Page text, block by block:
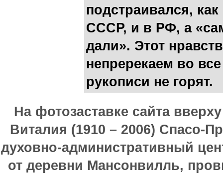
подстраивался,
СССР, и в РФ, а
дали». Этот
непререкаем во
рукописи не горят.
На фотозаставке сайта
Виталия (1910 – 2006) Спасо-
духовно-административный
от деревни Мансонвилль,